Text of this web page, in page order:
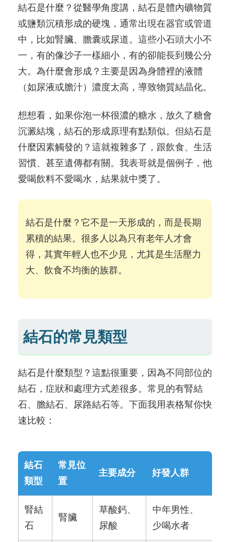
結石是什麼？從醫學角度講，結石是體內礦物質
或鹽類沉積形成的硬塊，通常出現在器官或管道
中，比如腎臟、膽囊或尿道。這些小石頭大小不
一，有的像沙子一樣細小，有的卻能長到幾公分
大。為什麼會形成？主要是因為身體裡的液體
（如尿液或膽汁）濃度太高，導致物質結晶化。
想想看，如果你泡一杯很濃的糖水，放久了糖會
沉澱結塊，結石的形成原理有點類似。但結石是
什麼因素觸發的？這就複雜多了，跟飲食、生活
習慣、甚至遺傳都有關。我表哥就是個例子，他
愛喝飲料不愛喝水，結果就中獎了。
結石是什麼？它不是一天形成的，而是長期
累積的結果。很多人以為只有老年人才會
得，其實年輕人也不少見，尤其是生活壓力
大、飲食不均衡的族群。
結石的常見類型
結石是什麼類型？這點很重要，因為不同部位的
結石，症狀和處理方式差很多。常見的有腎結
石、膽結石、尿路結石等。下面我用表格幫你快
速比較：
結石
類型
常見位
置
主要成分 好發人群
腎結
石
腎臟
草酸鈣、
尿酸
中年男性、
少喝水者